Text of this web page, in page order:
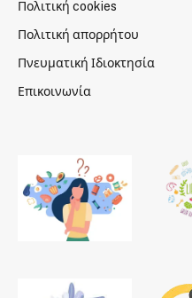
Πολιτική cookies
Πολιτική απορρήτου
Πνευματική Ιδιοκτησία
Επικοινωνία